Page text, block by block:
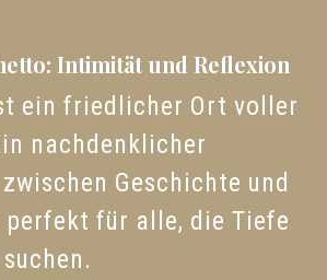
Intimität und Reflexion
ein friedlicher Ort voller
nachdenklicher
Geschichte und
perfekt für alle, die Tiefe